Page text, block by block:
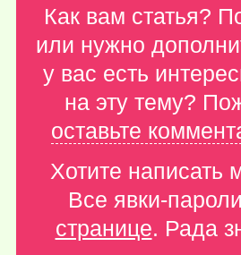
Как вам статья?
или нужно
у вас есть
на эту тему?
оставьте
Хотите написать
Все явки-пароли
странице. Рада